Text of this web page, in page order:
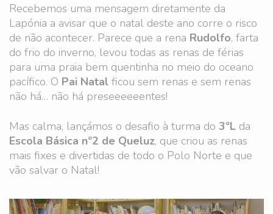
Recebemos uma mensagem diretamente da
Lapónia a avisar que o natal deste ano corre o risco
de não acontecer. Parece que a rena Rudolfo, farta
do frio do inverno, levou todas as renas de férias
para uma praia bem quentinha no meio do oceano
pacífico. O Pai Natal ficou sem renas e sem renas
não há… não há preseeeeeentes!
Mas calma, lançámos o desafio à turma do 3ºL da
Escola Básica nº2 de Queluz, que criou as renas
mais fixes e divertidas de todo o Polo Norte e que
vão salvar o Natal!